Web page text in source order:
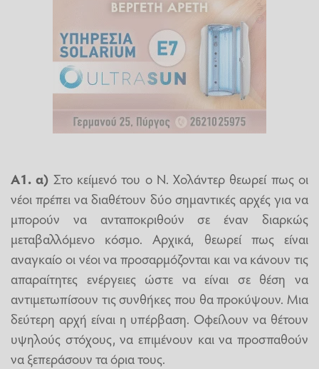
Α1. α) Στο κείμενό του ο Ν. Χολάντερ θεωρεί πως οι
νέοι πρέπει να διαθέτουν δύο σημαντικές αρχές για να
μπορούν να ανταποκριθούν σε έναν διαρκώς
μεταβαλλόμενο κόσμο. Αρχικά, θεωρεί πως είναι
αναγκαίο οι νέοι να προσαρμόζονται και να κάνουν τις
απαραίτητες ενέργειες ώστε να είναι σε θέση να
αντιμετωπίσουν τις συνθήκες που θα προκύψουν. Μια
δεύτερη αρχή είναι η υπέρβαση. Οφείλουν να θέτουν
υψηλούς στόχους, να επιμένουν και να προσπαθούν
να ξεπεράσουν τα όρια τους.